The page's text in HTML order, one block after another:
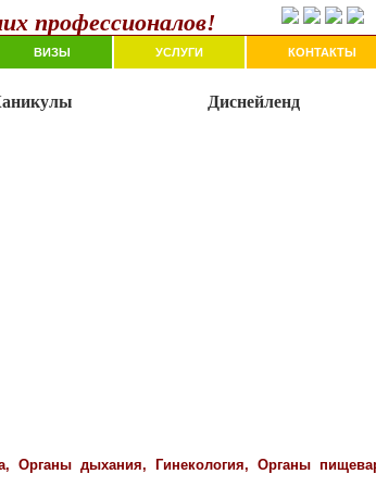
профессионалов!
ВИЗЫ УСЛУГИ КОНТАКТЫ
Органы дыхания, Гинекология, Органы